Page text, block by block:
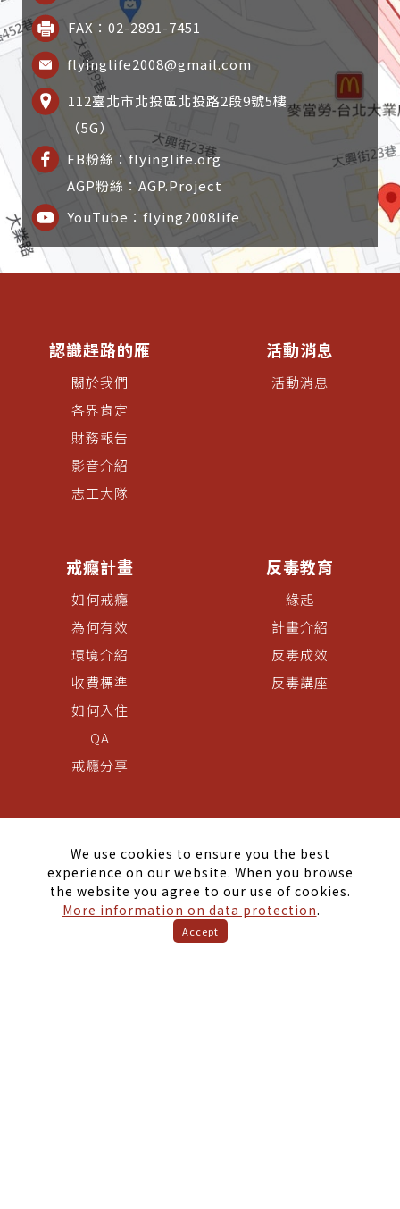
FAX：02-2891-7451
flyinglife2008@gmail.com
112臺北市北投區北投路2段9號5樓
（5G）
FB粉絲：flyinglife.org
AGP粉絲：AGP.Project
YouTube：flying2008life
認識趕路的雁
關於我們
各界肯定
財務報告
影音介紹
志工大隊
活動消息
活動消息
戒癮計畫
如何戒癮
為何有效
環境介紹
收費標準
如何入住
QA
戒癮分享
反毒教育
緣起
計畫介紹
反毒成效
反毒講座
計畫緣起
補助計畫
計畫緣起
參與資格
We use cookies to ensure you the best
experience on our website. When you browse
the website you agree to our use of cookies.
More information on data protection.
Accept